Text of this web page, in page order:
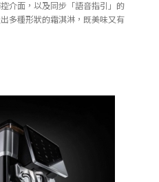
介面，以及同步「語音指引」的
多種形狀的霜淇淋，既美味又有